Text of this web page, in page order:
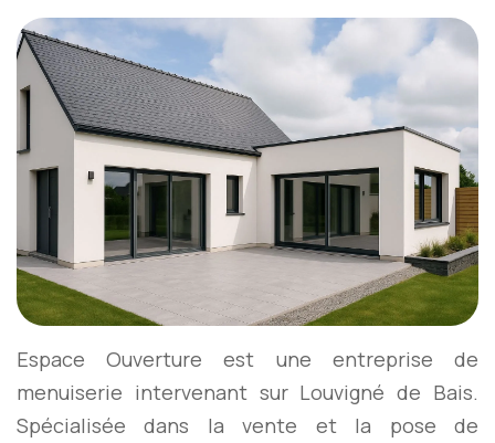
Espace Ouverture est une entreprise de
menuiserie intervenant sur Louvigné de Bais.
Spécialisée dans la vente et la pose de